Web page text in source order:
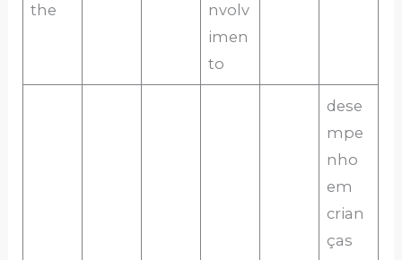
the
nvolv
imen
to
dese
mpe
nho
em
crian
ças